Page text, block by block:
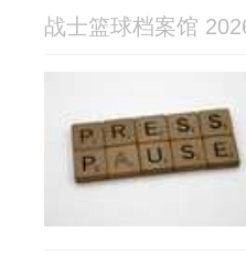
战士篮球档案馆